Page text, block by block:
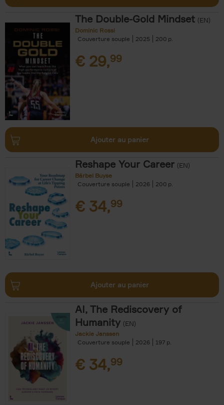
The Double-Gold Mindset (EN)
Dominic Rossi
Couverture souple
2025 200
€ 29,99
Ajouter au panier
Reshape Your Career (EN)
Bärbel Buyse
Couverture souple
2026 200
€ 34,99
Ajouter au panier
AI, The Rediscovery of
Humanity (EN)
Jackie Janssen
Couverture souple
2026 197
€ 34,99